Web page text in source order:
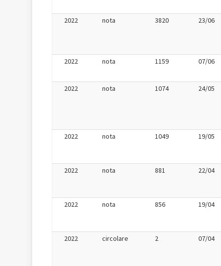
2022 nota 3820 23/06
2022 nota 1159 07/06
2022 nota 1074 24/05
2022 nota 1049 19/05
2022 nota 881 22/04
2022 nota 856 19/04
2022 circolare 2 07/04